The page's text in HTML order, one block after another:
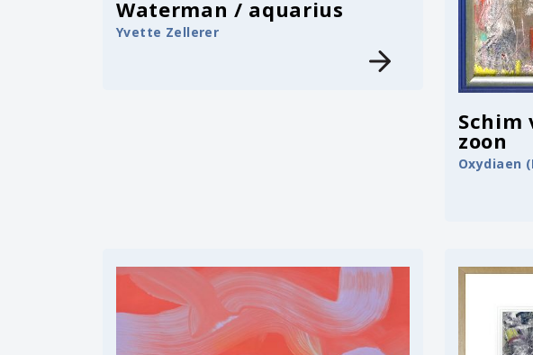
Waterman / aquarius
Yvette Zellerer
Schim
zoon
Oxydiaen